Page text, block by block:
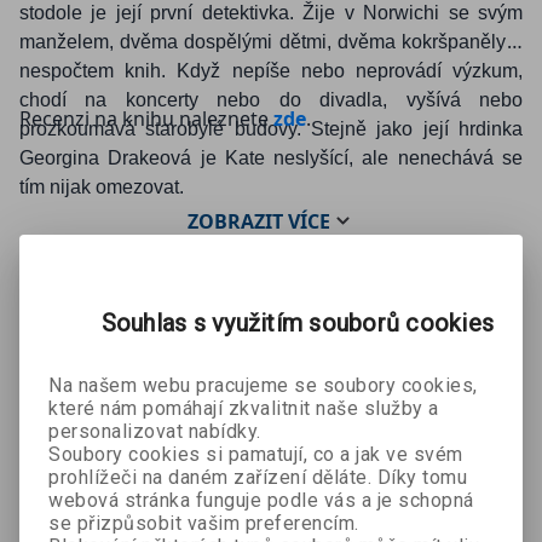
stodole je její první detektivka. Žije v Norwichi se svým
manželem, dvěma dospělými dětmi, dvěma kokršpaněly a
nespočtem knih. Když nepíše nebo neprovádí výzkum,
chodí na koncerty nebo do divadla, vyšívá nebo
prozkoumává starobylé budovy. Stejně jako její hrdinka
Georgina Drakeová je Kate neslyšící, ale nenechává se
tím nijak omezovat.
Recenzi na knihu naleznetezde.
ZOBRAZITVÍCE
Mohlo by se Vám líbit:
Souhlas s využitím souborů cookies
Na našem webu pracujeme se soubory cookies,
které nám pomáhají zkvalitnit naše služby a
personalizovat nabídky.
Soubory cookies si pamatují, co a jak ve svém
prohlížeči na daném zařízení děláte. Díky tomu
webová stránka funguje podle vás a je schopná
se přizpůsobit vašim preferencím.